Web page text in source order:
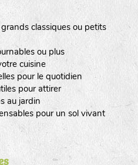
classiques ou petits
ou plus
cuisine
pour le quotidien
pour attirer
au jardin
pour un sol vivant